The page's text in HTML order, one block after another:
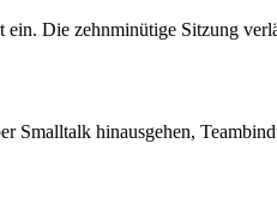
ein. Die zehnminütige Sitzung
Smalltalk hinausgehen,